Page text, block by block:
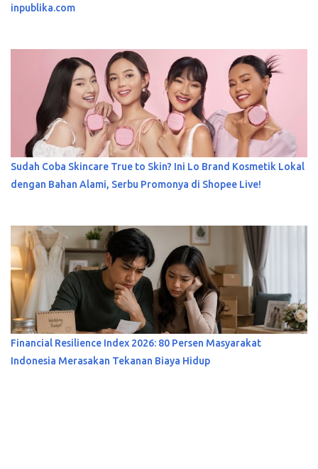
inpublika.com
Sudah Coba Skincare True to Skin? Ini Lo Brand Kosmetik Lokal
dengan Bahan Alami, Serbu Promonya di Shopee Live!
Financial Resilience Index 2026: 80 Persen Masyarakat
Indonesia Merasakan Tekanan Biaya Hidup